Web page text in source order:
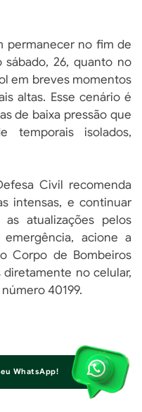
permanecer no fim de
26, quanto no
em breves momentos
altas. Esse cenário é
de baixa pressão que
temporais isolados,
Civil recomenda
intensas, e continuar
atualizações pelos
acione a
Corpo de Bombeiros
diretamente no celular,
40199.
WhatsApp!